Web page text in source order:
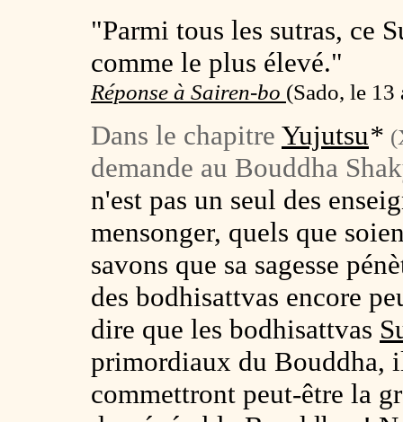
"Parmi tous les sutras, ce
comme le plus élevé."
Réponse à Sairen-bo (Sado, le
Dans le chapitre Yujutsu*
demande au Bouddha
n'est pas un seul des
mensonger, quels que
savons que sa sagesse
des bodhisattvas encore
dire que les bodhisattvas
primordiaux du Bouddha,
commettront peut-être la